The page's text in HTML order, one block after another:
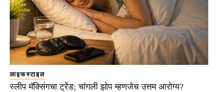
लाइफस्टाइल
स्लीप मॅक्सिंगचा ट्रेंड; चांगली झोप म्हणजेच उत्तम आरोग्य?